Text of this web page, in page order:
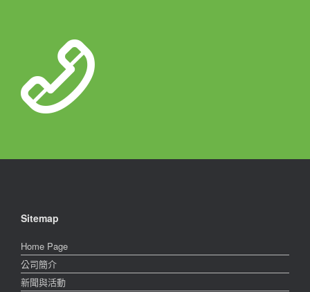
Sitemap
Home Page
公司簡介
新聞與活動